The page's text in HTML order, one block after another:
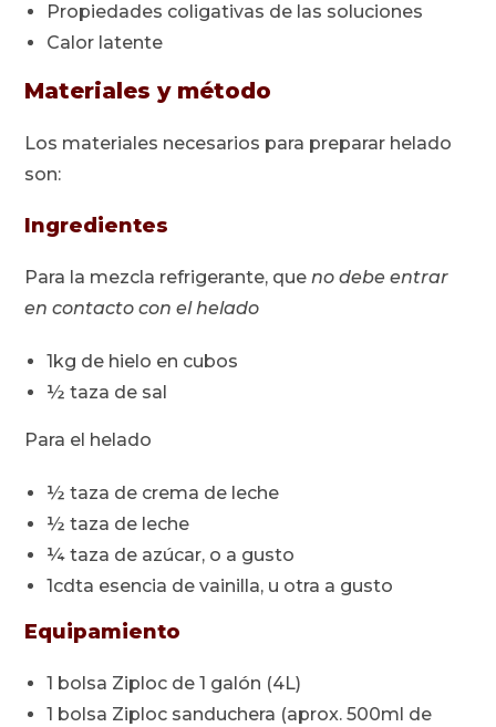
Propiedades coligativas de las soluciones
Calor latente
Materiales y método
Los materiales necesarios para preparar helado
son:
Ingredientes
Para la mezcla refrigerante, queno debe entrar
en contacto con el helado
1kg de hielo en cubos
½ taza de sal
Para el helado
½ taza de crema de leche
½ taza de leche
¼ taza de azúcar, o a gusto
1cdta esencia de vainilla, u otra a gusto
Equipamiento
1 bolsa Ziploc de 1 galón (4L)
1 bolsa Ziploc sanduchera (aprox. 500ml de